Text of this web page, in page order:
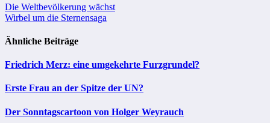
Beitragsnavigation
Die Weltbevölkerung wächst
Wirbel um die Sternensaga
Ähnliche Beiträge
Friedrich Merz: eine umgekehrte Furzgrundel?
Erste Frau an der Spitze der UN?
Der Sonntagscartoon von Holger Weyrauch